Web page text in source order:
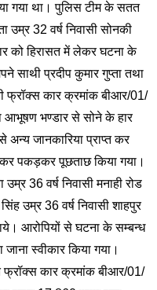
गया था। पुलिस टीम के सतत
उम्र 32 वर्ष निवासी सोनकी
को हिरासत में लेकर घटना के
साथी प्रदीप कुमार गुप्ता तथा
फ्रॉक्स कार क्रमांक बीआर/01/
भण्डार से सोने के हार
अन्य जानकारिया प्राप्त कर
कर पकड़कर पूछताछ किया गया।
उम्र 36 वर्ष निवासी मनाही रोड
उम्र 36 वर्ष निवासी शाहपुर
आरोपियों से घटना के सम्बन्ध
स्वीकार किया गया।
फ्रॉक्स कार क्रमांक बीआर/01/